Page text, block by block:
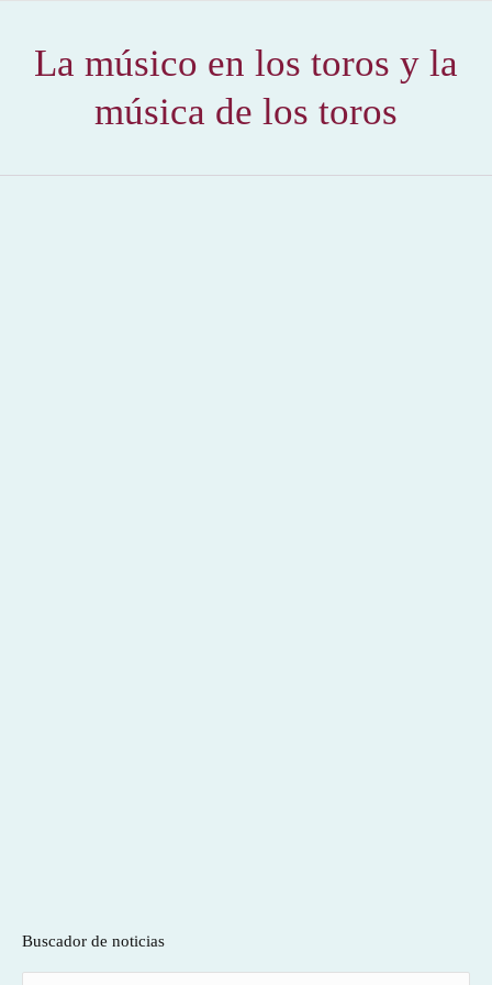
La músico en los toros y la
música de los toros
Buscador de noticias